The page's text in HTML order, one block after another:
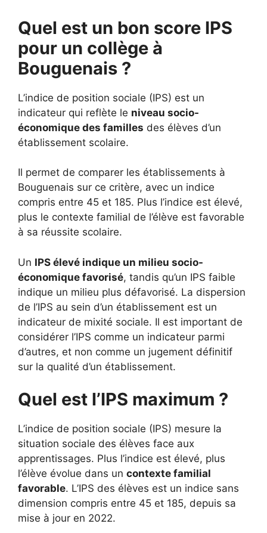
Quel est un bon score IPS
pour un collège à
Bouguenais ?
L’indice de position sociale (IPS) est un
indicateur qui reflète le niveau socio-
économique des familles des élèves d’un
établissement scolaire.
Il permet de comparer les établissements à
Bouguenais sur ce critère, avec un indice
compris entre 45 et 185. Plus l’indice est élevé,
plus le contexte familial de l’élève est favorable
à sa réussite scolaire.
Un IPS élevé indique un milieu socio-
économique favorisé, tandis qu’un IPS faible
indique un milieu plus défavorisé. La dispersion
de l’IPS au sein d’un établissement est un
indicateur de mixité sociale. Il est important de
considérer l’IPS comme un indicateur parmi
d’autres, et non comme un jugement définitif
sur la qualité d’un établissement.
Quel est l’IPS maximum ?
L’indice de position sociale (IPS) mesure la
situation sociale des élèves face aux
apprentissages. Plus l’indice est élevé, plus
l’élève évolue dans un contexte familial
favorable. L’IPS des élèves est un indice sans
dimension compris entre 45 et 185, depuis sa
mise à jour en 2022.